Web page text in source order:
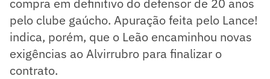
pelo clube gaúcho. Apuração feita pelo Lance!
indica, porém, que o Leão encaminhou novas
exigências ao Alvirrubro para finalizar o
contrato.